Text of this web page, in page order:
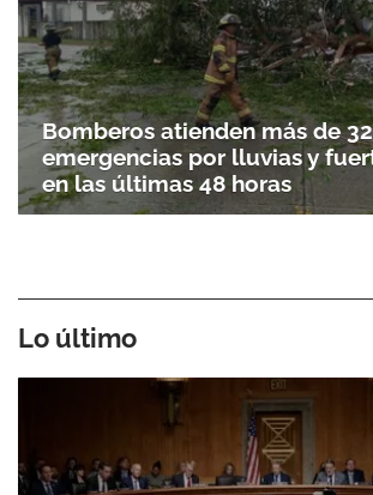
Bomberos atienden más de 32
emergencias por lluvias y
en las últimas 48 horas
Lo último